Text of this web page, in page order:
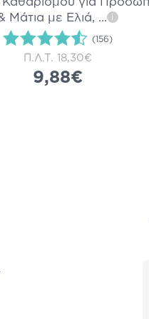
Μάτια με Ελιά, ... i
(156)
Π.Λ.Τ. 18,30€
9,88€